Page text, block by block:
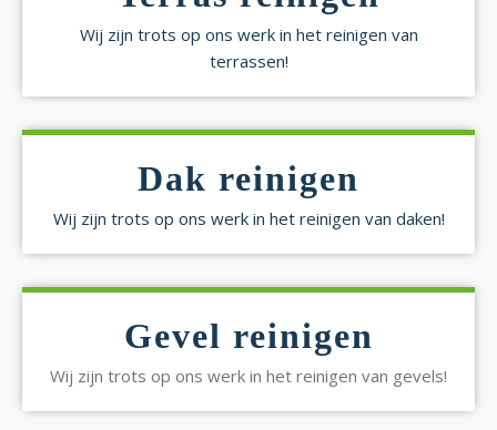
Wij zijn trots op ons werk in het reinigen van
terrassen!
Dak reinigen
Wij zijn trots op ons werk in het reinigen van daken!
Gevel reinigen
Wij zijn trots op ons werk in het reinigen van gevels!